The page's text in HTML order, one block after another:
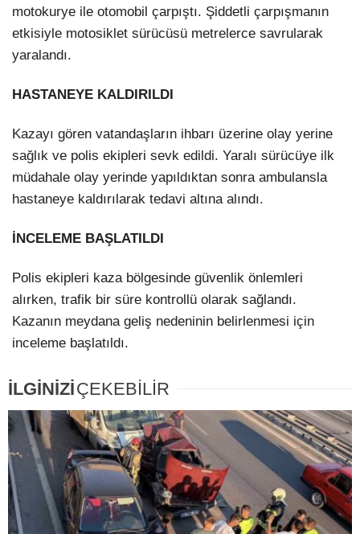
motokurye ile otomobil çarpıştı. Şiddetli çarpışmanın
etkisiyle motosiklet sürücüsü metrelerce savrularak
yaralandı.
HASTANEYE KALDIRILDI
Kazayı gören vatandaşların ihbarı üzerine olay yerine
sağlık ve polis ekipleri sevk edildi. Yaralı sürücüye ilk
müdahale olay yerinde yapıldıktan sonra ambulansla
hastaneye kaldırılarak tedavi altına alındı.
İNCELEME BAŞLATILDI
Polis ekipleri kaza bölgesinde güvenlik önlemleri
alırken, trafik bir süre kontrollü olarak sağlandı.
Kazanın meydana geliş nedeninin belirlenmesi için
inceleme başlatıldı.
İLGİNİZİÇEKEBİLİR